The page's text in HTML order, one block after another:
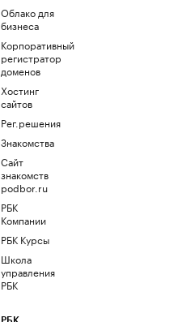
Облако для
бизнеса
Корпоративный
регистратор
доменов
Хостинг
сайтов
Рег.решения
Знакомства
Сайт
знакомств
podbor.ru
РБК
Компании
РБК Курсы
Школа
управления
РБК